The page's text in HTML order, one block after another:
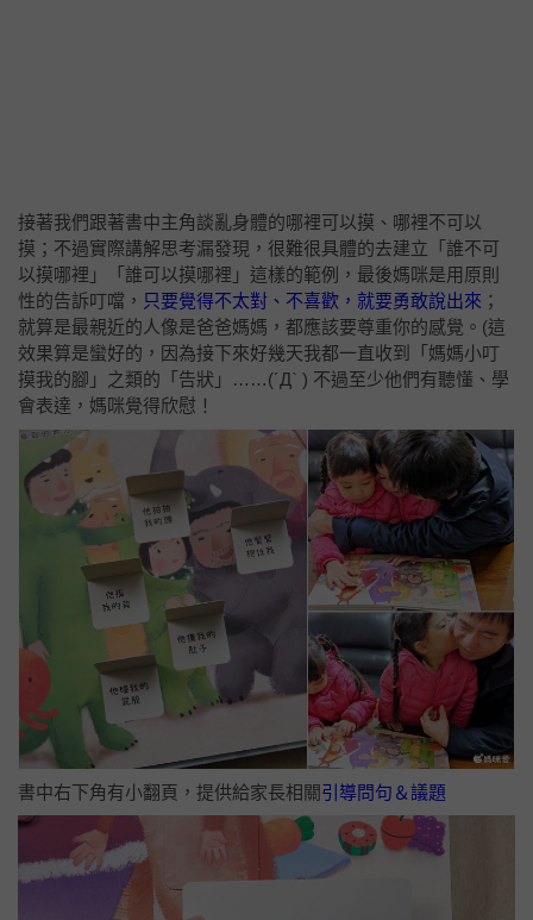
接著我們跟著書中主角談亂身體的哪裡可以摸、哪裡不可以
摸；不過實際講解思考漏發現，很難很具體的去建立「誰不可
以摸哪裡」「誰可以摸哪裡」這樣的範例，最後媽咪是用原則
性的告訴叮噹， 只要覺得不太對、不喜歡，就要勇敢說出來 ；
就算是最親近的人像是爸爸媽媽，都應該要尊重你的感覺。(這
效果算是蠻好的，因為接下來好幾天我都一直收到「媽媽小叮
摸我的腳」之類的「告狀」……(´Д` ) 不過至少他們有聽懂、學
會表達，媽咪覺得欣慰！
書中右下角有小翻頁，提供給家長相關引導問句＆議題